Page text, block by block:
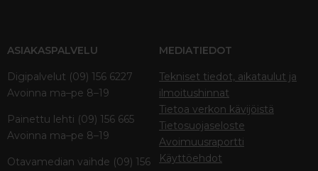
ASIAKASPALVELU
Digipalvelut (09) 156 6227
Avoinna ma–pe 8–19
Painettu lehti (09) 156 665
Avoinna ma–pe 8–19
Otavamedian vaihde (09) 156
MEDIATIEDOT
Tekniset tiedot, aikataulut ja
ilmoitushinnat
Tietoa verkon kävijöistä
Tietosuojaseloste
Avoimuusraportti
Käyttöehdot